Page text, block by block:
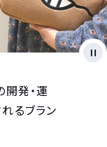
開発・運
るブラン